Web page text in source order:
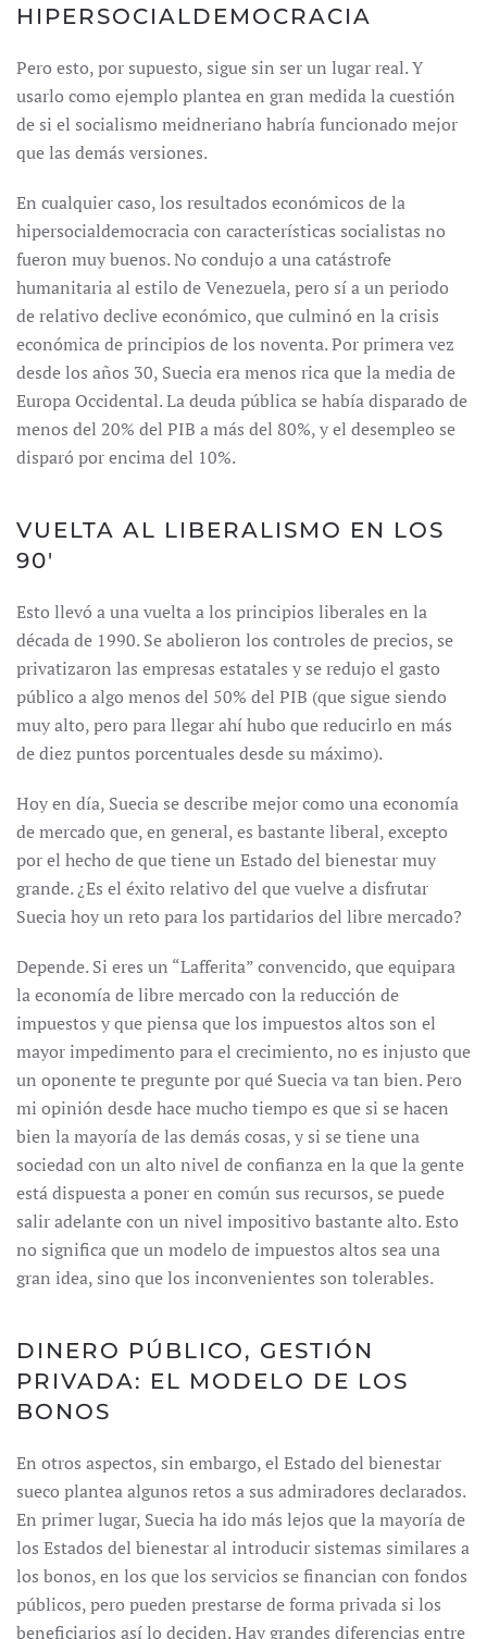
HIPERSOCIALDEMOCRACIA
Pero esto, por supuesto, sigue sin ser un lugar real. Y
usarlo como ejemplo plantea en gran medida la cuestión
de si el socialismo meidneriano habría funcionado mejor
que las demás versiones.
En cualquier caso, los resultados económicos de la
hipersocialdemocracia con características socialistas no
fueron muy buenos. No condujo a una catástrofe
humanitaria al estilo de Venezuela, pero sí a un periodo
de relativo declive económico, que culminó en la crisis
económica de principios de los noventa. Por primera vez
desde los años 30, Suecia era menos rica que la media de
Europa Occidental. La deuda pública se había disparado de
menos del 20% del PIB a más del 80%, y el desempleo se
disparó por encima del 10%.
VUELTA AL LIBERALISMO EN LOS
90′
Esto llevó a una vuelta a los principios liberales en la
década de 1990. Se abolieron los controles de precios, se
privatizaron las empresas estatales y se redujo el gasto
público a algo menos del 50% del PIB (que sigue siendo
muy alto, pero para llegar ahí hubo que reducirlo en más
de diez puntos porcentuales desde su máximo).
Hoy en día, Suecia se describe mejor como una economía
de mercado que, en general, es bastante liberal, excepto
por el hecho de que tiene un Estado del bienestar muy
grande. ¿Es el éxito relativo del que vuelve a disfrutar
Suecia hoy un reto para los partidarios del libre mercado?
Depende. Si eres un “Lafferita” convencido, que equipara
la economía de libre mercado con la reducción de
impuestos y que piensa que los impuestos altos son el
mayor impedimento para el crecimiento, no es injusto que
un oponente te pregunte por qué Suecia va tan bien. Pero
mi opinión desde hace mucho tiempo es que si se hacen
bien la mayoría de las demás cosas, y si se tiene una
sociedad con un alto nivel de confianza en la que la gente
está dispuesta a poner en común sus recursos, se puede
salir adelante con un nivel impositivo bastante alto. Esto
no significa que un modelo de impuestos altos sea una
gran idea, sino que los inconvenientes son tolerables.
DINERO PÚBLICO, GESTIÓN
PRIVADA: EL MODELO DE LOS
BONOS
En otros aspectos, sin embargo, el Estado del bienestar
sueco plantea algunos retos a sus admiradores declarados.
En primer lugar, Suecia ha ido más lejos que la mayoría de
los Estados del bienestar al introducir sistemas similares a
los bonos, en los que los servicios se financian con fondos
públicos, pero pueden prestarse de forma privada si los
beneficiarios así lo deciden. Hay grandes diferencias entre